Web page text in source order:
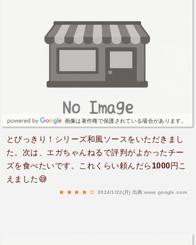
れているのはありがたいポイントです。これらの
細やかな配慮が、店舗全体の居心地の良さを引き
立てています。スタッフの接客も非常に良かった
たが、皆さんが丁寧で親切で、笑顔を絶やさない
接客が素晴らしかったです。機械の操作にも慣れ
ており、注文のやり取りもスムーズでした。若い
スタッフが多い店舗とはまた違った、落ち着きと
安心感のある接客スタイルが印象に残りました。
こうした温かみのある接客が、この店舗の大きな
魅力だと感じます。また、この店舗にはドライブ
スルーが完備されており、車から降りずに注文が
できるのも便利でした。特に忙しい時や雨の日に
画像は著作権で保護されている場合があります。
とびっきり！シリーズ和風ソースをいただきまし
た。次は、エガちゃんねるで評判がよかったチー
ズを食べたいです。これくらい頼んだら1000円こ
えました😅
2024/1/22(月) 出典:www.google.com